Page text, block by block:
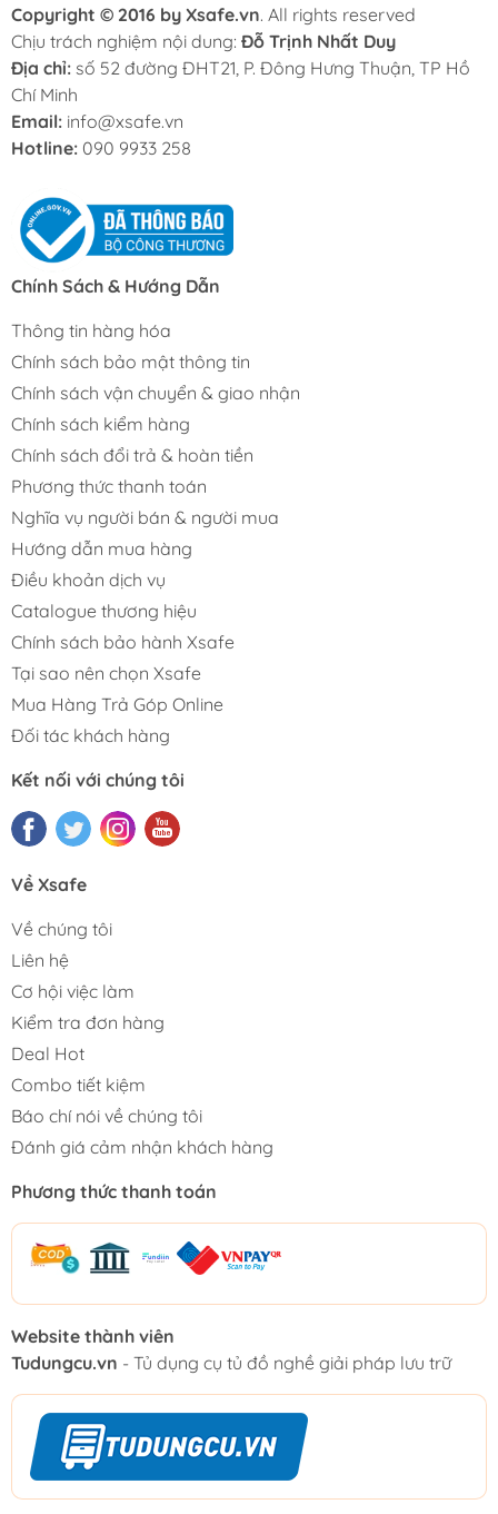
Copyright © 2016 by Xsafe.vn. All rights reserved
Chịu trách nghiệm nội dung: Đỗ Trịnh Nhất Duy
Địa chỉ: số 52 đường ĐHT21, P. Đông Hưng Thuận, TP Hồ
Chí Minh
Email: info@xsafe.vn
Hotline: 090 9933 258
Chính Sách & Hướng Dẫn
Thông tin hàng hóa
Chính sách bảo mật thông tin
Chính sách vận chuyển & giao nhận
Chính sách kiểm hàng
Chính sách đổi trả & hoàn tiền
Phương thức thanh toán
Nghĩa vụ người bán & người mua
Hướng dẫn mua hàng
Điều khoản dịch vụ
Catalogue thương hiệu
Chính sách bảo hành Xsafe
Tại sao nên chọn Xsafe
Mua Hàng Trả Góp Online
Đối tác khách hàng
Kết nối với chúng tôi
Về Xsafe
Về chúng tôi
Liên hệ
Cơ hội việc làm
Kiểm tra đơn hàng
Deal Hot
Combo tiết kiệm
Báo chí nói về chúng tôi
Đánh giá cảm nhận khách hàng
Phương thức thanh toán
Website thành viên
Tudungcu.vn - Tủ dụng cụ tủ đồ nghề giải pháp lưu trữ